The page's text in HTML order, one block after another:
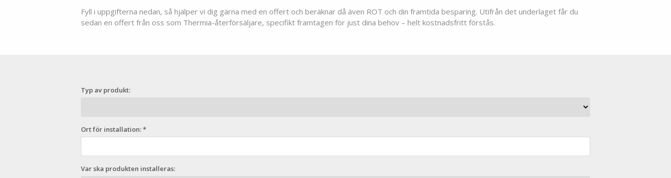
Fyll i uppgifterna nedan, så hjälper vi dig gärna med en offert och beräknar då även ROT och din framtida besparing. Utifrån det underlaget får du
sedan en offert från oss som Thermia-återförsäljare, specifikt framtagen för just dina behov – helt kostnadsfritt förstås.
Typ av produkt:
Ort för installation: *
Var ska produkten installeras: